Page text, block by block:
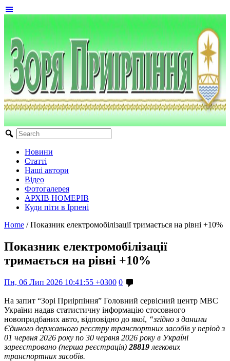
Новини
Статті
Наші автори
Відео
Фотогалерея
АРХІВ НОМЕРІВ
Куди піти в Ірпені
Home / Показник електромобілізації тримається на рівні +10%
Показник електромобілізації
тримається на рівні +10%
Пн, 06 Лип 2026 10:41:55 +0300 0
На запит “Зорі Приірпіння” Головний сервісний центр МВС
України надав статистичну інформацію стосовного
новопридбаних авто, відповідно до якої, “згідно з даними
Єдиного державного реєстру транспортних засобів у період з
01 червня 2026 року по 30 червня 2026 року в Україні
зареєстровано (перша реєстрація) 28819 легкових
транспортних засобів.